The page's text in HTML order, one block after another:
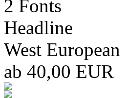
2 Fonts
Headline
West European
ab 40,00 EUR